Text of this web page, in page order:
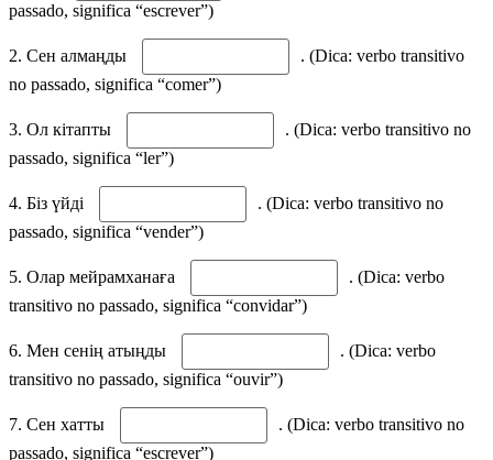
passado, significa “escrever”)
2. Сен алмаңды
. (Dica: verbo transitivo
no passado, significa “comer”)
3. Ол кітапты
. (Dica: verbo transitivo no
passado, significa “ler”)
4. Біз үйді
. (Dica: verbo transitivo no
passado, significa “vender”)
5. Олар мейрамханаға
. (Dica: verbo
transitivo no passado, significa “convidar”)
6. Мен сенің атыңды
. (Dica: verbo
transitivo no passado, significa “ouvir”)
7. Сен хатты
. (Dica: verbo transitivo no
passado, significa “escrever”)